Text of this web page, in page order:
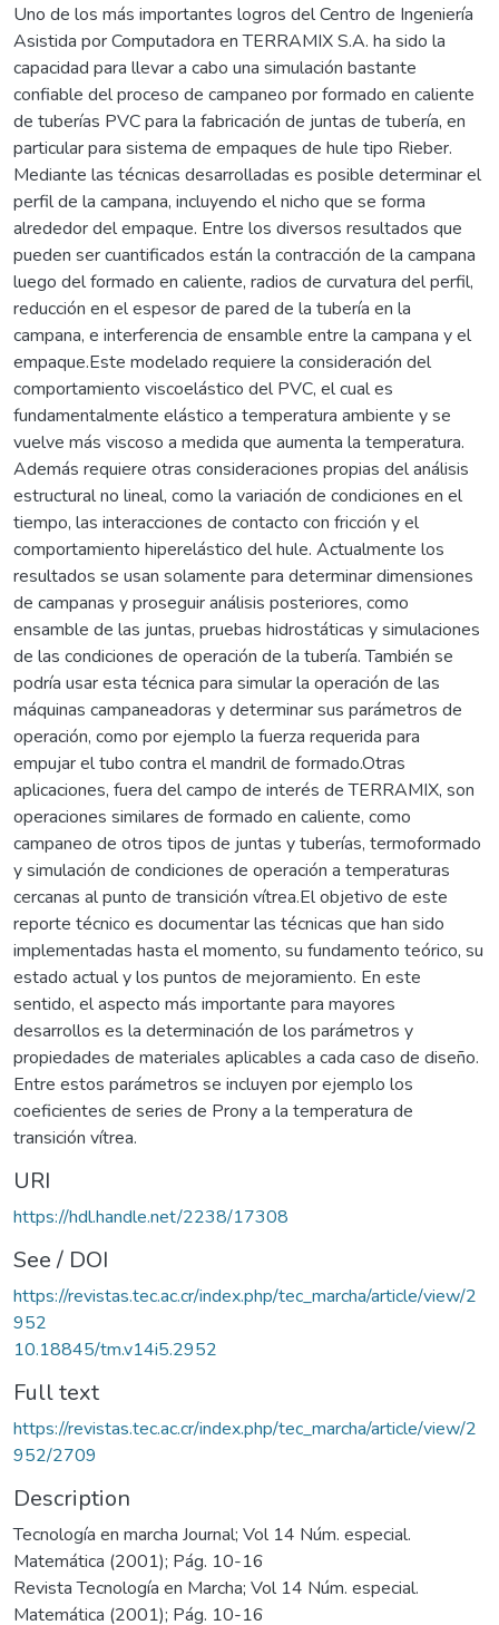
Uno de los más importantes logros del Centro de Ingeniería
Asistida por Computadora en TERRAMIX S.A. ha sido la
capacidad para llevar a cabo una simulación bastante
confiable del proceso de campaneo por formado en caliente
de tuberías PVC para la fabricación de juntas de tubería, en
particular para sistema de empaques de hule tipo Rieber.
Mediante las técnicas desarrolladas es posible determinar el
perfil de la campana, incluyendo el nicho que se forma
alrededor del empaque. Entre los diversos resultados que
pueden ser cuantificados están la contracción de la campana
luego del formado en caliente, radios de curvatura del perfil,
reducción en el espesor de pared de la tubería en la
campana, e interferencia de ensamble entre la campana y el
empaque.Este modelado requiere la consideración del
comportamiento viscoelástico del PVC, el cual es
fundamentalmente elástico a temperatura ambiente y se
vuelve más viscoso a medida que aumenta la temperatura.
Además requiere otras consideraciones propias del análisis
estructural no lineal, como la variación de condiciones en el
tiempo, las interacciones de contacto con fricción y el
comportamiento hiperelástico del hule. Actualmente los
resultados se usan solamente para determinar dimensiones
de campanas y proseguir análisis posteriores, como
ensamble de las juntas, pruebas hidrostáticas y simulaciones
de las condiciones de operación de la tubería. También se
podría usar esta técnica para simular la operación de las
máquinas campaneadoras y determinar sus parámetros de
operación, como por ejemplo la fuerza requerida para
empujar el tubo contra el mandril de formado.Otras
aplicaciones, fuera del campo de interés de TERRAMIX, son
operaciones similares de formado en caliente, como
campaneo de otros tipos de juntas y tuberías, termoformado
y simulación de condiciones de operación a temperaturas
cercanas al punto de transición vítrea.El objetivo de este
reporte técnico es documentar las técnicas que han sido
implementadas hasta el momento, su fundamento teórico, su
estado actual y los puntos de mejoramiento. En este
sentido, el aspecto más importante para mayores
desarrollos es la determinación de los parámetros y
propiedades de materiales aplicables a cada caso de diseño.
Entre estos parámetros se incluyen por ejemplo los
coeficientes de series de Prony a la temperatura de
transición vítrea.
URI
https://hdl.handle.net/2238/17308
See / DOI
https://revistas.tec.ac.cr/index.php/tec_marcha/article/view/2
952
10.18845/tm.v14i5.2952
Full text
https://revistas.tec.ac.cr/index.php/tec_marcha/article/view/2
952/2709
Description
Tecnología en marcha Journal; Vol 14 Núm. especial.
Matemática (2001); Pág. 10-16
Revista Tecnología en Marcha; Vol 14 Núm. especial.
Matemática (2001); Pág. 10-16